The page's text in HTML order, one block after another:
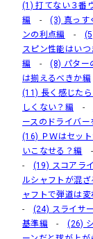
(1) 打てない３番
編 -(3) 真っす
ンの利点編
-
スピン性能はいつ
編 -(8) パター
は揃えるべきか編
(11) 長く感じた
しくない？編 -
ースのドライバー
(16) ＰＷはセッ
いこなせる？編
- (19) スコアラ
ルシャフトが混ざ
ャフトで弾道は変
- (24) スライサ
基準編 -(26)